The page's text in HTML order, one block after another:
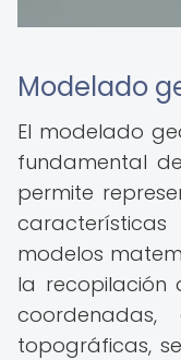
Modelado
El modelado
fundamental
permite
modelos
la recopilación
topográficas,